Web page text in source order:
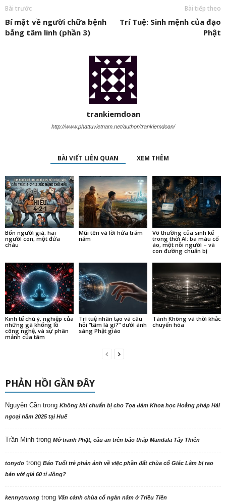
Bài trước
Bí mật về người chữa bệnh
bằng tâm linh (phần 3)
Bài tiếp theo
Trí Tuệ: Sinh mệnh của đạo
Phật
trankiemdoan
http://www.phattuvietnam.net/author/trankiemdoan/
BÀI VIẾT LIÊN QUAN XEM THÊM
Bốn người già, hai
người con, một đứa
cháu
Mũi tên và lời hứa trăm
năm
Vô thường của sinh kế
trong thời AI: ba màu cổ
áo, một nỗi người – và
con đường chuẩn bị
Kinh tế chú ý, nghiệp của
những gã khổng lồ
công nghệ, và sự phân
mảnh của tâm
Trí tuệ nhân tạo và câu
hỏi “tâm là gì?” dưới ánh
sáng Phật giáo
Tánh Không và thời khắc
chuyển hóa
PHẢN HỒI GẦN ĐÂY
Nguyên Cần trong Không khí chuẩn bị cho Tọa đàm Khoa học Hoằng pháp Hải
ngoại năm 2025 tại Huế
Trần Minh trong Mở tranh Phật, cầu an trên bảo tháp Mandala Tây Thiên
tonydo trong Báo Tuổi trẻ phản ảnh về việc phần đất chùa cổ Giác Lâm bị rao
bán với giá 60 tỉ đồng?
kennytruong trong Vãn cảnh chùa cổ ngàn năm ở Triều Tiên